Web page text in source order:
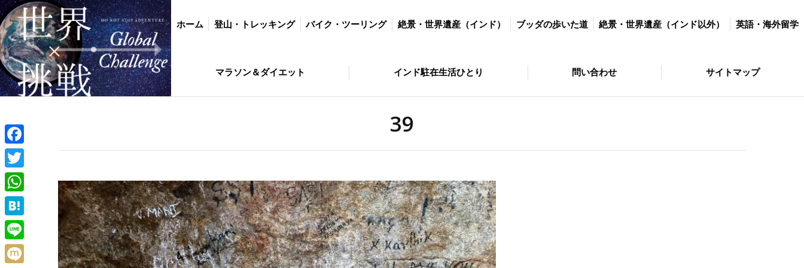
ホーム 登山・トレッキング バイク・ツーリング 絶景・世界遺産（インド） ブッダの歩いた道 絶景・世界遺産（インド以外） 英語・海外留学
マラソン＆ダイエット インド駐在生活ひとり 問い合わせ サイトマップ
39
Facebook
Twitter
WhatsApp
Hatena
Line
ホーム 登山・トレッキング バイク・ツーリング 絶景・世界遺産（インド） ブッダの歩いた道 絶景・世界遺産（インド以外） 英語・海外留学 マラソン＆ダイエット